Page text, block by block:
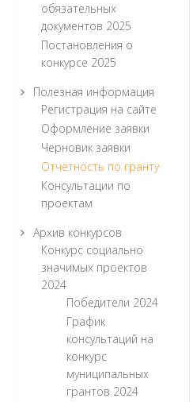
обязательных
документов 2025
Постановления о
конкурсе 2025
Полезная информация
Регистрация на сайте
Оформление заявки
Черновик заявки
Отчётность по гранту
Консультации по
проектам
Архив конкурсов
Конкурс социально
значимых проектов
2024
Победители 2024
График
консультаций на
конкурс
муниципальных
грантов 2024